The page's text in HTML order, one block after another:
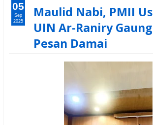
Maulid Nabi, PMII
UIN Ar-Raniry
Pesan Damai
05
Sep
2025